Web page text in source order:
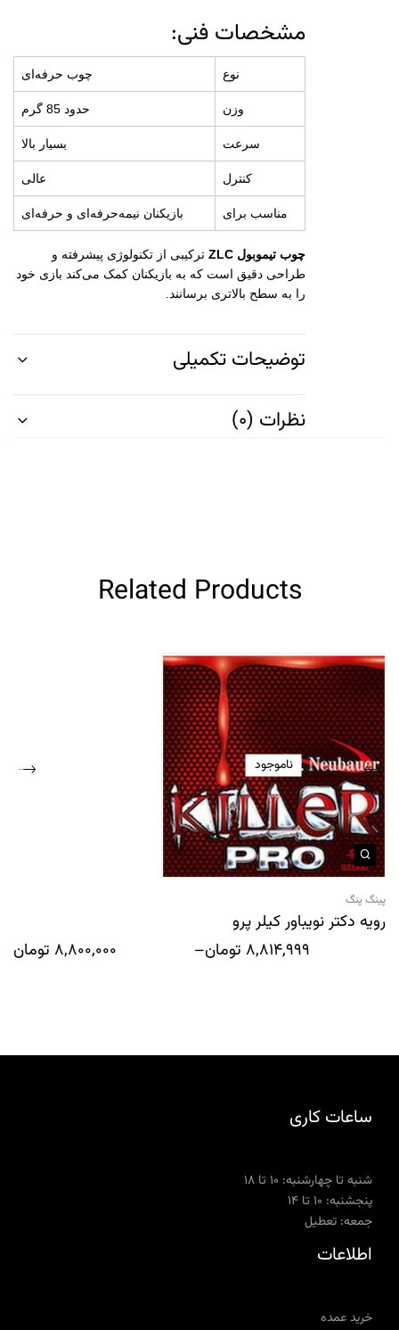
مشخصات فنی:
نوع چوب حرفه‌ای
وزن حدود 85 گرم
سرعت بسیار بالا
کنترل عالی
مناسب برای بازیکنان نیمه‌حرفه‌ای و حرفه‌ای
چوب تیموبول ZLC
ترکیبی از تکنولوژی پیشرفته و
طراحی دقیق است که به بازیکنان کمک می‌کند بازی خود
را به سطح بالاتری برسانند.
توضیحات تکمیلی
نظرات (0)
Related Products
ناموجود
پینگ پنگ
رویه دکتر نویباور کیلر پرو
8,814,999 تومان–
8,800,000 تومان
ساعات کاری
شنبه تا چهارشنبه: ۱۰ تا ۱۸
پنجشنبه: ۱۰ تا ۱۴
جمعه: تعطیل
اطلاعات
خرید عمده